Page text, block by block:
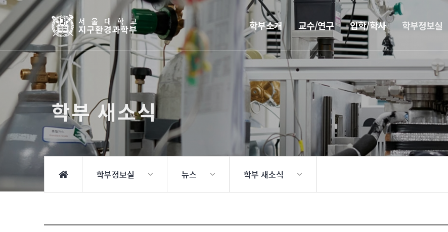
학부소개 교수/연구 입학/학사 학부정보실
학부 새소식
학부정보실 뉴스 학부 새소식